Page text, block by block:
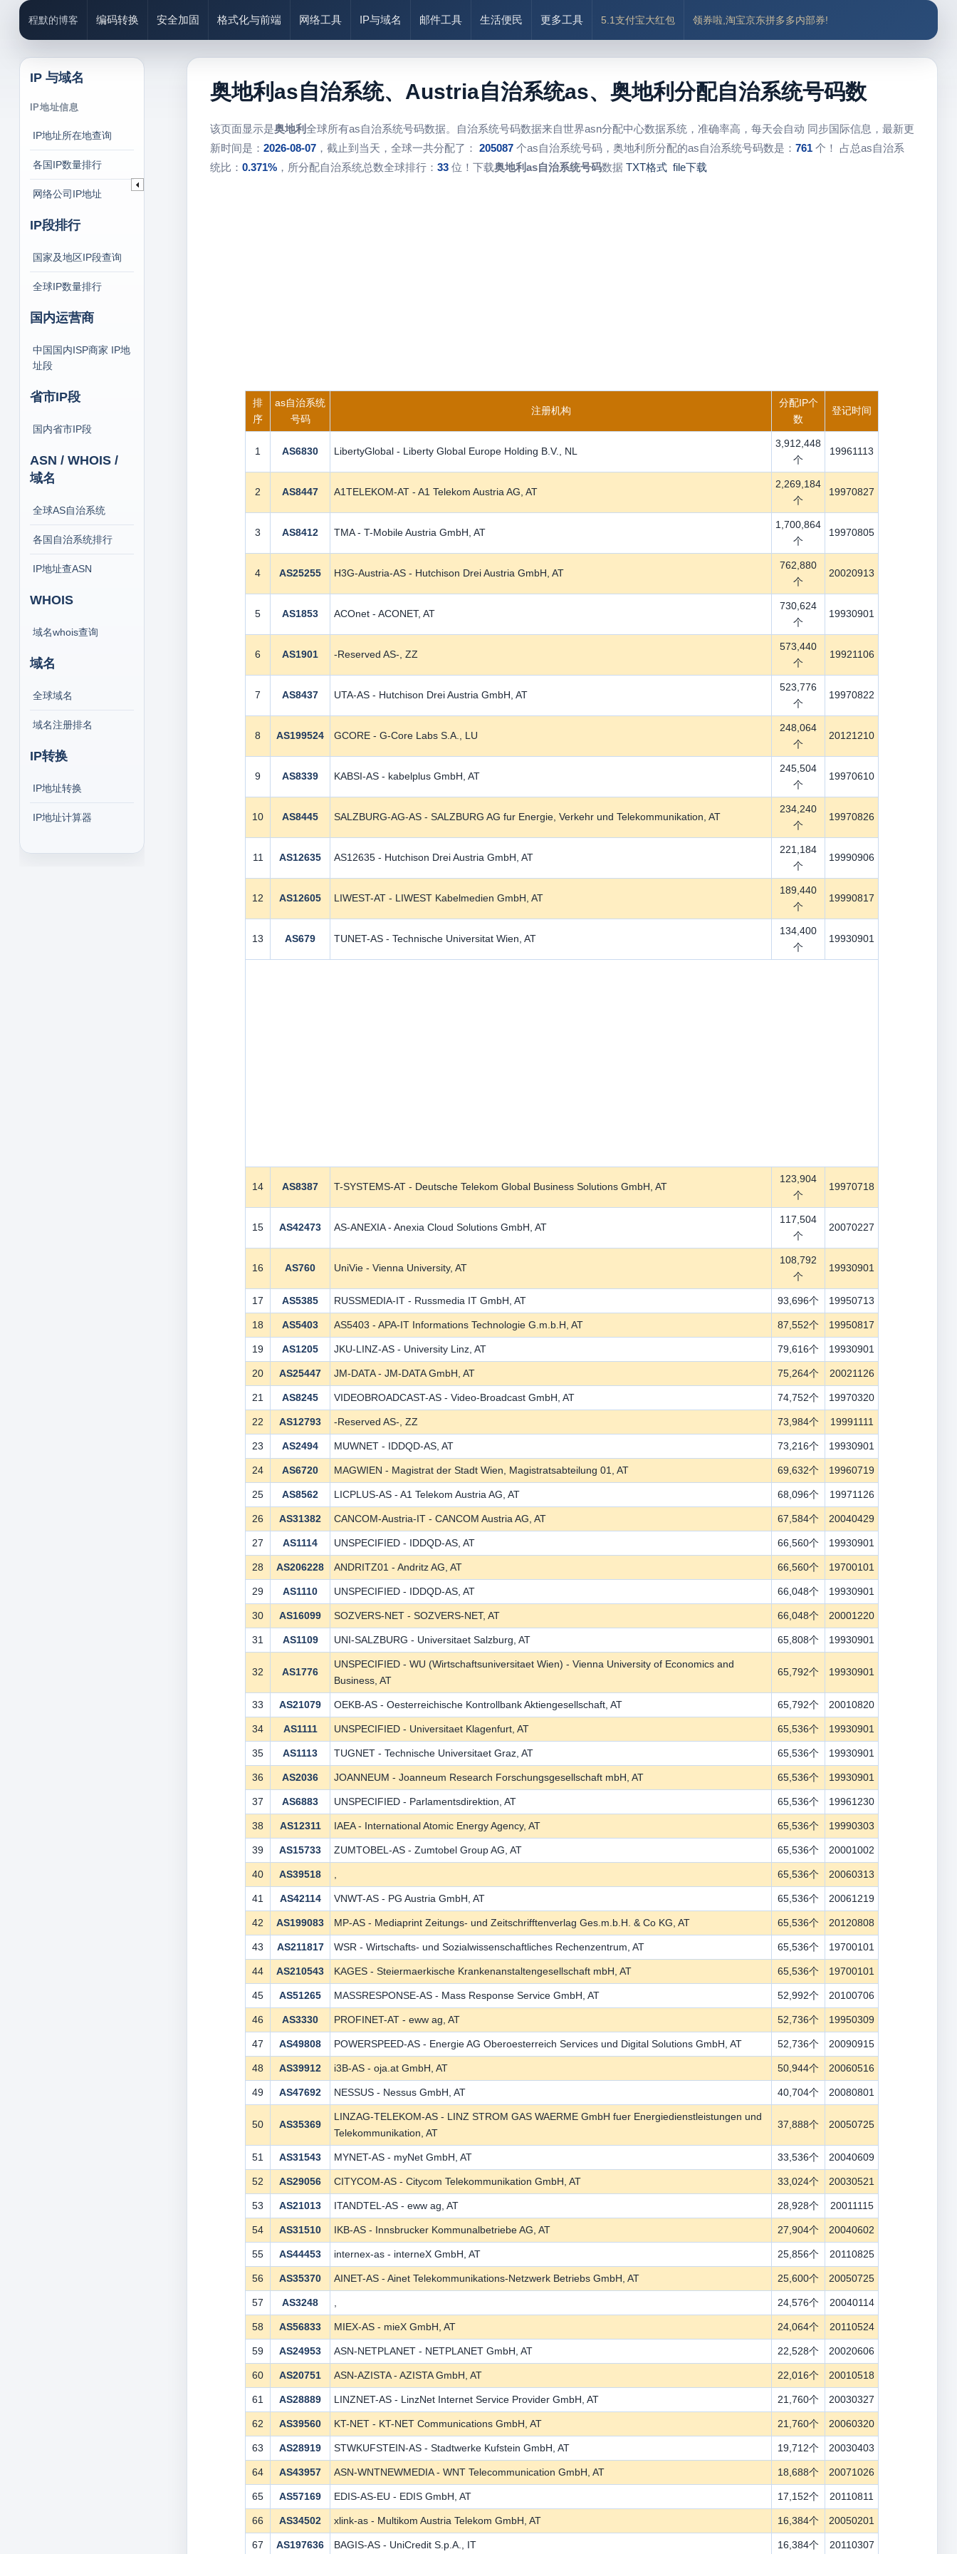
程默的博客 编码转换 安全加固 格式化与前端 网络工具 IP与域名 邮件工具 生活便民 更多工具 5.1支付宝大红包 领券啦,淘宝京东拼多多内部券!
IP 与域名
IP地址信息
IP地址所在地查询
各国IP数量排行
网络公司IP地址
IP段排行
国家及地区IP段查询
全球IP数量排行
国内运营商
中国国内ISP商家 IP地
址段
省市IP段
国内省市IP段
ASN / WHOIS /
域名
全球AS自治系统
各国自治系统排行
IP地址查ASN
WHOIS
域名whois查询
域名
全球域名
域名注册排名
IP转换
IP地址转换
IP地址计算器
奥地利as自治系统、Austria自治系统as、奥地利分配自治系统号码数
该页面显示是奥地利全球所有as自治系统号码数据。自治系统号码数据来自世界asn分配中心数据系统，准确率高，每天会自动 同步国际信息，最新更
新时间是： 2026-08-07，截止到当天，全球一共分配了： 205087个as自治系统号码，奥地利所分配的as自治系统号码数是： 761个！ 占总as自治系
统比： 0.371%，所分配自治系统总数全球排行： 33位！下载奥地利as自治系统号码数据 TXT格式 file下载
排
序
as自治系统
号码
注册机构
分配IP个
数
登记时间
1 AS6830 LibertyGlobal - Liberty Global Europe Holding B.V., NL
3,912,448
个
19961113
2 AS8447 A1TELEKOM-AT - A1 Telekom Austria AG, AT
2,269,184
个
19970827
3 AS8412 TMA - T-Mobile Austria GmbH, AT
1,700,864
个
19970805
4 AS25255 H3G-Austria-AS - Hutchison Drei Austria GmbH, AT
762,880
个
20020913
5 AS1853 ACOnet - ACONET, AT
730,624
个
19930901
6 AS1901 -Reserved AS-, ZZ
573,440
个
19921106
7 AS8437 UTA-AS - Hutchison Drei Austria GmbH, AT
523,776
个
19970822
8 AS199524 GCORE - G-Core Labs S.A., LU
248,064
个
20121210
9 AS8339 KABSI-AS - kabelplus GmbH, AT
245,504
个
19970610
10 AS8445 SALZBURG-AG-AS - SALZBURG AG fur Energie, Verkehr und Telekommunikation, AT
234,240
个
19970826
11 AS12635 AS12635 - Hutchison Drei Austria GmbH, AT
221,184
个
19990906
12 AS12605 LIWEST-AT - LIWEST Kabelmedien GmbH, AT
189,440
个
19990817
13 AS679 TUNET-AS - Technische Universitat Wien, AT
134,400
个
19930901
14 AS8387 T-SYSTEMS-AT - Deutsche Telekom Global Business Solutions GmbH, AT
123,904
个
19970718
15 AS42473 AS-ANEXIA - Anexia Cloud Solutions GmbH, AT
117,504
个
20070227
16 AS760 UniVie - Vienna University, AT
108,792
个
19930901
17 AS5385 RUSSMEDIA-IT - Russmedia IT GmbH, AT 93,696个 19950713
18 AS5403 AS5403 - APA-IT Informations Technologie G.m.b.H, AT 87,552个 19950817
19 AS1205 JKU-LINZ-AS - University Linz, AT 79,616个 19930901
20 AS25447 JM-DATA - JM-DATA GmbH, AT 75,264个 20021126
21 AS8245 VIDEOBROADCAST-AS - Video-Broadcast GmbH, AT 74,752个 19970320
22 AS12793 -Reserved AS-, ZZ 73,984个 19991111
23 AS2494 MUWNET - IDDQD-AS, AT 73,216个 19930901
24 AS6720 MAGWIEN - Magistrat der Stadt Wien, Magistratsabteilung 01, AT 69,632个 19960719
25 AS8562 LICPLUS-AS - A1 Telekom Austria AG, AT 68,096个 19971126
26 AS31382 CANCOM-Austria-IT - CANCOM Austria AG, AT 67,584个 20040429
27 AS1114 UNSPECIFIED - IDDQD-AS, AT 66,560个 19930901
28 AS206228 ANDRITZ01 - Andritz AG, AT 66,560个 19700101
29 AS1110 UNSPECIFIED - IDDQD-AS, AT 66,048个 19930901
30 AS16099 SOZVERS-NET - SOZVERS-NET, AT 66,048个 20001220
31 AS1109 UNI-SALZBURG - Universitaet Salzburg, AT 65,808个 19930901
32 AS1776
UNSPECIFIED - WU (Wirtschaftsuniversitaet Wien) - Vienna University of Economics and
Business, AT
65,792个 19930901
33 AS21079 OEKB-AS - Oesterreichische Kontrollbank Aktiengesellschaft, AT 65,792个 20010820
34 AS1111 UNSPECIFIED - Universitaet Klagenfurt, AT 65,536个 19930901
35 AS1113 TUGNET - Technische Universitaet Graz, AT 65,536个 19930901
36 AS2036 JOANNEUM - Joanneum Research Forschungsgesellschaft mbH, AT 65,536个 19930901
37 AS6883 UNSPECIFIED - Parlamentsdirektion, AT 65,536个 19961230
38 AS12311 IAEA - International Atomic Energy Agency, AT 65,536个 19990303
39 AS15733 ZUMTOBEL-AS - Zumtobel Group AG, AT 65,536个 20001002
40 AS39518 65,536个 20060313
41 AS42114 VNWT-AS - PG Austria GmbH, AT 65,536个 20061219
42 AS199083 MP-AS - Mediaprint Zeitungs- und Zeitschrifftenverlag Ges.m.b.H. & Co KG, AT 65,536个 20120808
43 AS211817 WSR - Wirtschafts- und Sozialwissenschaftliches Rechenzentrum, AT 65,536个 19700101
44 AS210543 KAGES - Steiermaerkische Krankenanstaltengesellschaft mbH, AT 65,536个 19700101
45 AS51265 MASSRESPONSE-AS - Mass Response Service GmbH, AT 52,992个 20100706
46 AS3330 PROFINET-AT - eww ag, AT 52,736个 19950309
47 AS49808 POWERSPEED-AS - Energie AG Oberoesterreich Services und Digital Solutions GmbH, AT 52,736个 20090915
48 AS39912 i3B-AS - oja.at GmbH, AT 50,944个 20060516
49 AS47692 NESSUS - Nessus GmbH, AT 40,704个 20080801
50 AS35369
LINZAG-TELEKOM-AS - LINZ STROM GAS WAERME GmbH fuer Energiedienstleistungen und
Telekommunikation, AT
37,888个 20050725
51 AS31543 MYNET-AS - myNet GmbH, AT 33,536个 20040609
52 AS29056 CITYCOM-AS - Citycom Telekommunikation GmbH, AT 33,024个 20030521
53 AS21013 ITANDTEL-AS - eww ag, AT 28,928个 20011115
54 AS31510 IKB-AS - Innsbrucker Kommunalbetriebe AG, AT 27,904个 20040602
55 AS44453 internex-as - interneX GmbH, AT 25,856个 20110825
56 AS35370 AINET-AS - Ainet Telekommunikations-Netzwerk Betriebs GmbH, AT 25,600个 20050725
57 AS3248 24,576个 20040114
58 AS56833 MIEX-AS - mieX GmbH, AT 24,064个 20110524
59 AS24953 ASN-NETPLANET - NETPLANET GmbH, AT 22,528个 20020606
60 AS20751 ASN-AZISTA - AZISTA GmbH, AT 22,016个 20010518
61 AS28889 LINZNET-AS - LinzNet Internet Service Provider GmbH, AT 21,760个 20030327
62 AS39560 KT-NET - KT-NET Communications GmbH, AT 21,760个 20060320
63 AS28919 STWKUFSTEIN-AS - Stadtwerke Kufstein GmbH, AT 19,712个 20030403
64 AS43957 ASN-WNTNEWMEDIA - WNT Telecommunication GmbH, AT 18,688个 20071026
65 AS57169 EDIS-AS-EU - EDIS GmbH, AT 17,152个 20110811
66 AS34502 xlink-as - Multikom Austria Telekom GmbH, AT 16,384个 20050201
67 AS197636 BAGIS-AS - UniCredit S.p.A., IT 16,384个 20110307